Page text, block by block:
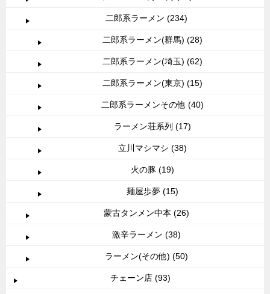
二郎系ラーメン (234)
二郎系ラーメン(群馬) (28)
二郎系ラーメン(埼玉) (62)
二郎系ラーメン(東京) (15)
二郎系ラーメンその他 (40)
ラーメン荘系列 (17)
立川マシマシ (38)
火の豚 (19)
麺屋歩夢 (15)
蒙古タンメン中本 (26)
激辛ラーメン (38)
ラーメン(その他) (50)
チェーン店 (93)